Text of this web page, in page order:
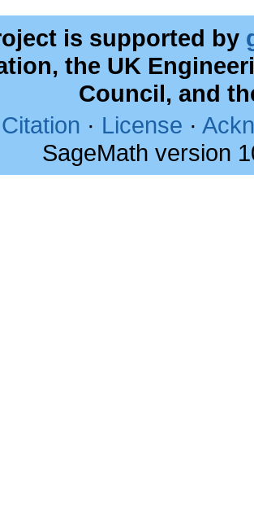
is supported by
the UK
Council, and
Citation · License ·
SageMath version